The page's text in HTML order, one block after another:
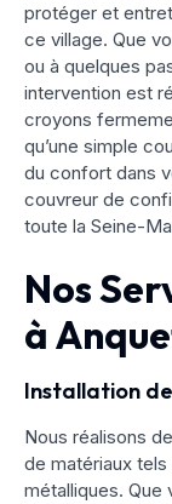
protéger et
ce village. Que
ou à quelques
intervention est
croyons
qu’une simple
du confort dans
couvreur de
toute la Seine-
Nos
à
Installation
Nous réalisons
de matériaux
métalliques. Que